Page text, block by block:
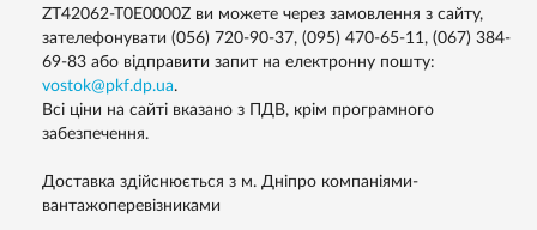
ZT42062-T0E0000Z ви можете через замовлення з сайту,
зателефонувати (056) 720-90-37, (095) 470-65-11, (067) 384-
69-83 або відправити запит на електронну пошту:
vostok@pkf.dp.ua.
Всі ціни на сайті вказано з ПДВ, крім програмного
забезпечення.
Доставка здійснюється з м. Дніпро компаніями-
вантажоперевізниками